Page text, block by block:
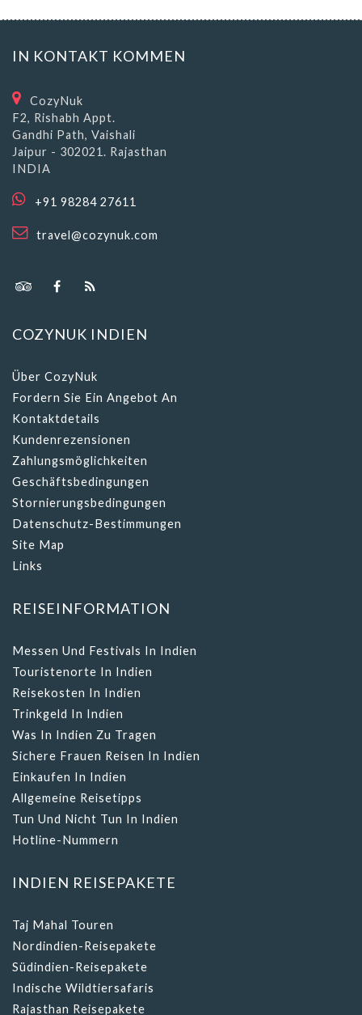
IN KONTAKT KOMMEN
CozyNuk
F2, Rishabh Appt.
Gandhi Path, Vaishali
Jaipur - 302021. Rajasthan
INDIA
+91 98284 27611
travel@cozynuk.com
COZYNUK INDIEN
Über CozyNuk
Fordern Sie Ein Angebot An
Kontaktdetails
Kundenrezensionen
Zahlungsmöglichkeiten
Geschäftsbedingungen
Stornierungsbedingungen
Datenschutz-Bestimmungen
Site Map
Links
REISEINFORMATION
Messen Und Festivals In Indien
Touristenorte In Indien
Reisekosten In Indien
Trinkgeld In Indien
Was In Indien Zu Tragen
Sichere Frauen Reisen In Indien
Einkaufen In Indien
Allgemeine Reisetipps
Tun Und Nicht Tun In Indien
Hotline-Nummern
INDIEN REISEPAKETE
Taj Mahal Touren
Nordindien-Reisepakete
Südindien-Reisepakete
Indische Wildtiersafaris
Rajasthan Reisepakete